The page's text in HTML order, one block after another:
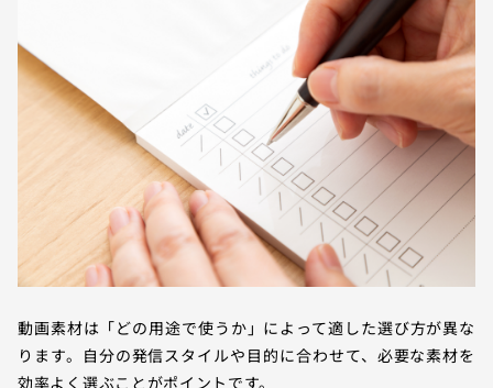
動画素材は「どの用途で使うか」によって適した選び方が異な
ります。自分の発信スタイルや目的に合わせて、必要な素材を
効率よく選ぶことがポイントです。